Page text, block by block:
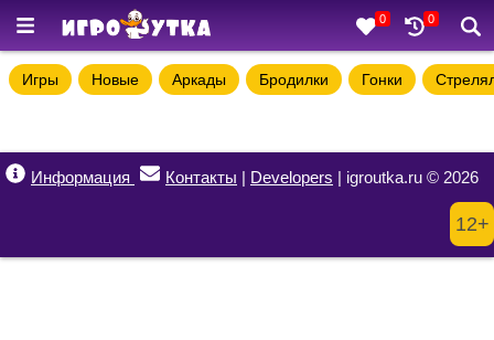
0 0
Игры Новые Аркады Бродилки Гонки
Информация Контакты | Developers | igroutka.ru © 2026
12+